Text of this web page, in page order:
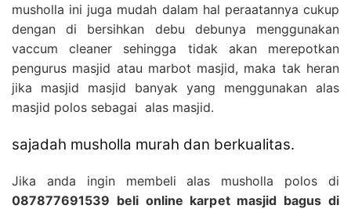
musholla ini juga mudah dalam hal peraatannya cukup
dengan di bersihkan debu debunya menggunakan
vaccum cleaner sehingga tidak akan merepotkan
pengurus masjid atau marbot masjid, maka tak heran
jika masjid masjid banyak yang menggunakan alas
masjid polos sebagai alas masjid.
sajadah musholla murah dan berkualitas.
Jika anda ingin membeli alas musholla polos di
087877691539 beli online karpet masjid bagus di